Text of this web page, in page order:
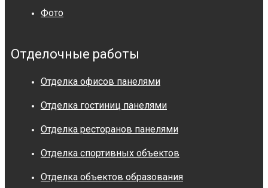
Фото
Отделочные работы
Отделка офисов панелями
Отделка гостиниц панелями
Отделка ресторанов панелями
Отделка спортивных объектов
Отделка объектов образования